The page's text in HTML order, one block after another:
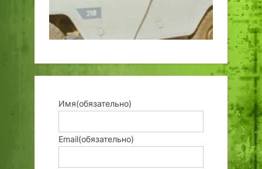
Имя(обязательно)
Email(обязательно)